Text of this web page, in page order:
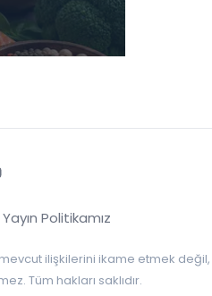
Politikamız
ilişkilerini ikame etmek
Tüm hakları saklıdır.